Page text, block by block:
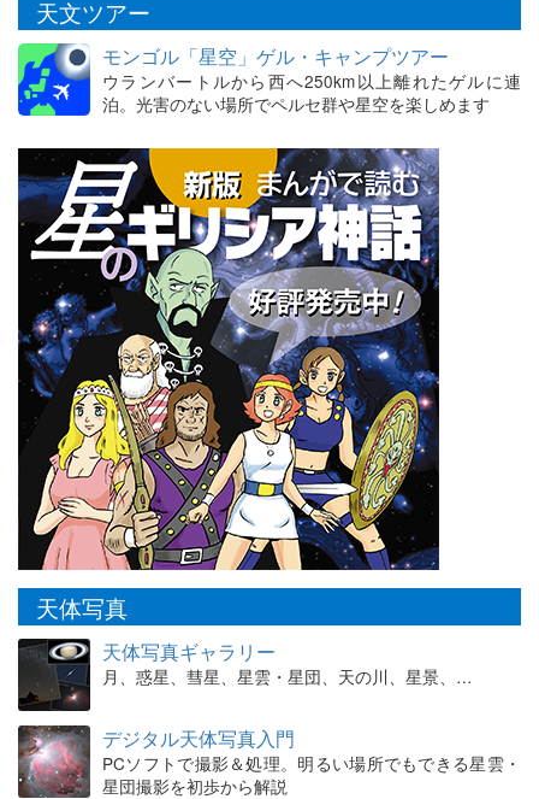
天文ツアー
モンゴル「星空」ゲル・キャンプツアー
ウランバートルから西へ250km以上離れたゲルに連
泊。光害のない場所でペルセ群や星空を楽しめます
天体写真
天体写真ギャラリー
月、惑星、彗星、星雲・星団、天の川、星景、…
デジタル天体写真入門
PCソフトで撮影＆処理。明るい場所でもできる星雲・
星団撮影を初歩から解説